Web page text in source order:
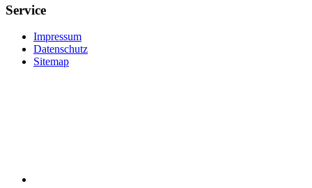
Service
Impressum
Datenschutz
Sitemap